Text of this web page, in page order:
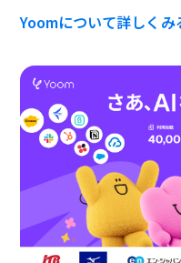
Yoomについて詳しくみ